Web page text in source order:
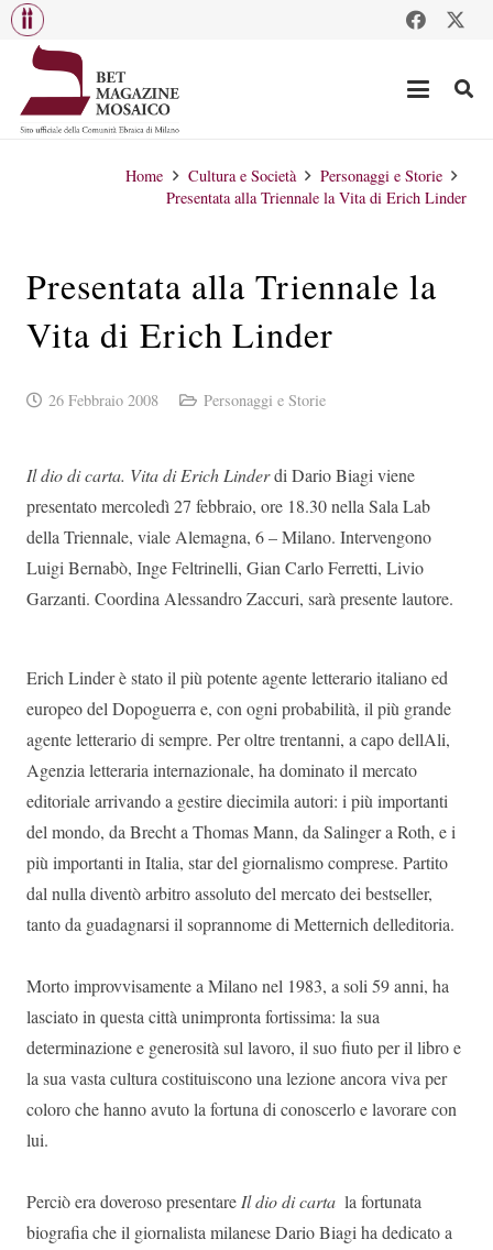
Home Cultura e Società
Personaggi e Storie
Presentata alla Triennale la Vita di Erich Linder
Presentata alla Triennale la
Vita di Erich Linder
26 Febbraio 2008 Personaggi e Storie
Il dio di carta. Vita di Erich Linderdi Dario Biagi viene
presentato mercoledì 27 febbraio, ore 18.30 nella Sala Lab
della Triennale, viale Alemagna, 6 – Milano. Intervengono
Luigi Bernabò, Inge Feltrinelli, Gian Carlo Ferretti, Livio
Garzanti. Coordina Alessandro Zaccuri, sarà presente lautore.
Erich Linder è stato il più potente agente letterario italiano ed
europeo del Dopoguerra e, con ogni probabilità, il più grande
agente letterario di sempre. Per oltre trentanni, a capo dellAli,
Agenzia letteraria internazionale, ha dominato il mercato
editoriale arrivando a gestire diecimila autori: i più importanti
del mondo, da Brecht a Thomas Mann, da Salinger a Roth, e i
più importanti in Italia, star del giornalismo comprese. Partito
dal nulla diventò arbitro assoluto del mercato dei bestseller,
tanto da guadagnarsi il soprannome di Metternich delleditoria.
Morto improvvisamente a Milano nel 1983, a soli 59 anni, ha
lasciato in questa città unimpronta fortissima: la sua
determinazione e generosità sul lavoro, il suo fiuto per il libro e
la sua vasta cultura costituiscono una lezione ancora viva per
coloro che hanno avuto la fortuna di conoscerlo e lavorare con
lui.
Perciò era doveroso presentare Il dio di carta  la fortunata
biografia che il giornalista milanese Dario Biagi ha dedicato a